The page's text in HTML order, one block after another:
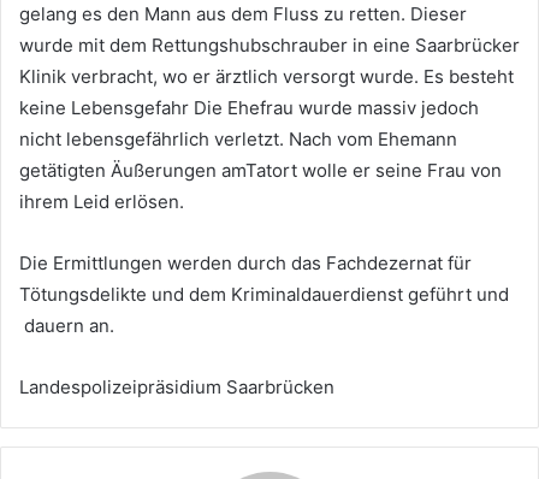
gelang es den Mann aus dem Fluss zu retten. Dieser
wurde mit dem Rettungshubschrauber in eine Saarbrücker
Klinik verbracht, wo er ärztlich versorgt wurde. Es besteht
keine Lebensgefahr Die Ehefrau wurde massiv jedoch
nicht lebensgefährlich verletzt. Nach vom Ehemann
getätigten Äußerungen amTatort wolle er seine Frau von
ihrem Leid erlösen.
Die Ermittlungen werden durch das Fachdezernat für
Tötungsdelikte und dem Kriminaldauerdienst geführt und
dauern an.
Landespolizeipräsidium Saarbrücken